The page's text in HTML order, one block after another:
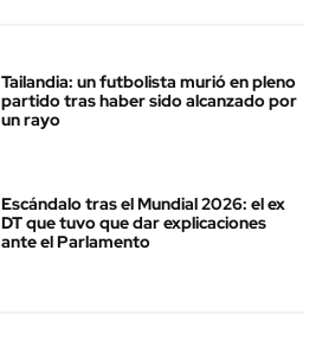
Tailandia: un futbolista murió en pleno
partido tras haber sido alcanzado por
un rayo
Escándalo tras el Mundial 2026: el ex
DT que tuvo que dar explicaciones
ante el Parlamento